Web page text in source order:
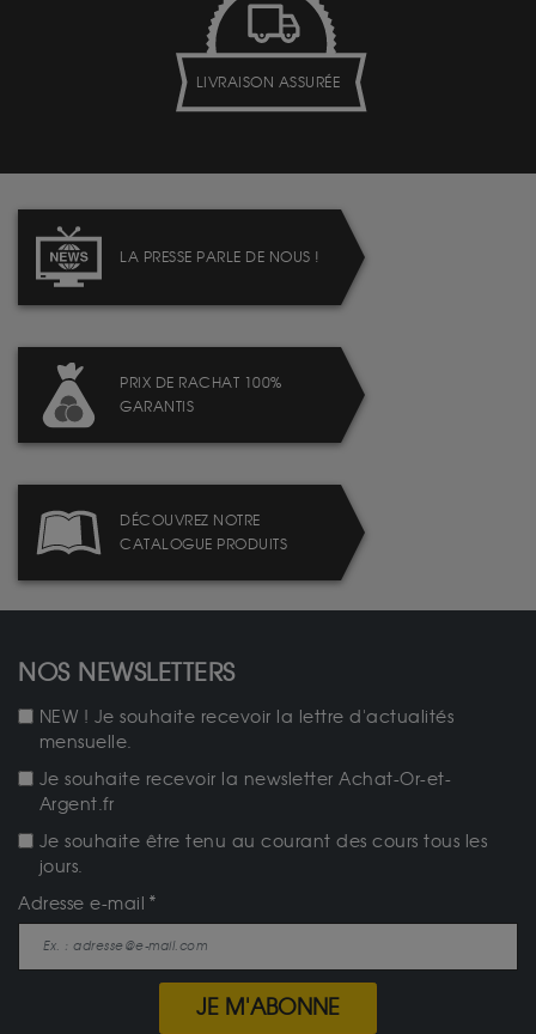
LIVRAISON ASSURÉE
LA PRESSE PARLE DE NOUS !
PRIX DE RACHAT 100%
GARANTIS
DÉCOUVREZ NOTRE
CATALOGUE PRODUITS
NOS NEWSLETTERS
NEW ! Je souhaite recevoir la lettre d'actualités
mensuelle.
Je souhaite recevoir la newsletter Achat-Or-et-
Argent.fr
Je souhaite être tenu au courant des cours tous les
jours.
Adresse e-mail
JE M'ABONNE